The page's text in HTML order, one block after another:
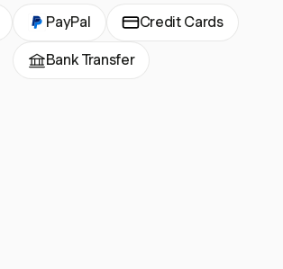
PayPal Credit Cards
Bank Transfer